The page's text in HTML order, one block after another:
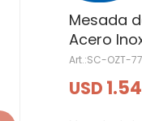
Mesada
Acero
SC-OZT-
USD